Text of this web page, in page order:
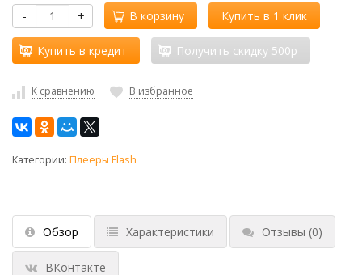
- + В корзину Купить в 1 клик
Купить в кредит Получить скидку 500р
К сравнению В избранное
Категории: Плееры Flash
Обзор Характеристики Отзывы (0)
ВКонтакте